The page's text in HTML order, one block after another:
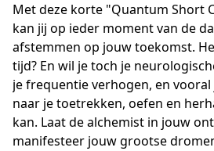
Met deze korte "Quantum Short
kan jij op ieder moment van de
afstemmen op jouw toekomst.
tijd? En wil je toch je
je frequentie verhogen, en
naar je toetrekken, oefen en
kan. Laat de alchemist in jouw
manifesteer jouw grootse